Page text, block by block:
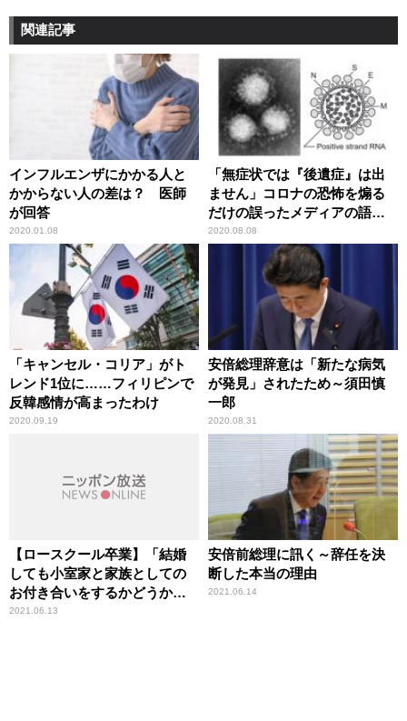
関連記事
インフルエンザにかかる人と
かからない人の差は？ 医師
が回答
2020.01.08
「無症状では『後遺症』は出
ません」コロナの恐怖を煽る
だけの誤ったメディアの語法
に辛坊治郎が異議
2020.08.08
「キャンセル・コリア」がト
レンド1位に……フィリピンで
反韓感情が高まったわけ
2020.09.19
安倍総理辞意は「新たな病気
が発見」されたため～須田慎
一郎
2020.08.31
【ロースクール卒業】「結婚
しても小室家と家族としての
お付き合いをするかどうかは
別」小室圭さん結婚問題の現
2021.06.13
安倍前総理に訊く～辞任を決
断した本当の理由
2021.06.14